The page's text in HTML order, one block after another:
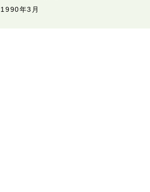
1990年3月